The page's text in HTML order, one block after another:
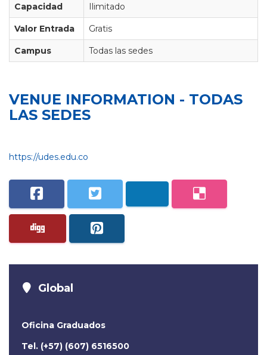
Capacidad Ilimitado
Valor Entrada Gratis
Campus Todas las sedes
VENUE INFORMATION - TODAS
LAS SEDES
https://udes.edu.co
Global
Oficina Graduados
Tel. (+57) (607) 6516500